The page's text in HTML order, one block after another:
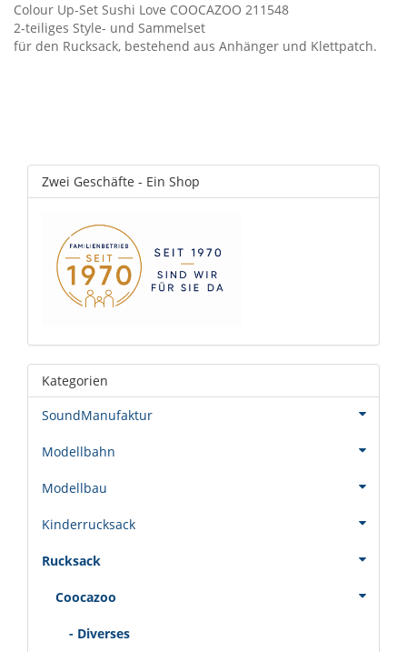
Colour Up-Set Sushi Love COOCAZOO 211548
2-teiliges Style- und Sammelset
für den Rucksack, bestehend aus Anhänger und Klettpatch.
Zwei Geschäfte - Ein Shop
Kategorien
SoundManufaktur
Modellbahn
Modellbau
Kinderrucksack
Rucksack
Coocazoo
- Diverses